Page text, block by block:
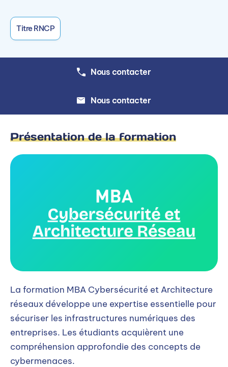
Titre RNCP
Nous contacter
Nous contacter
Présentation de la formation
La formation MBA Cybersécurité et Architecture
réseaux développe une expertise essentielle pour
sécuriser les infrastructures numériques des
entreprises. Les étudiants acquièrent une
compréhension approfondie des concepts de
cybermenaces.